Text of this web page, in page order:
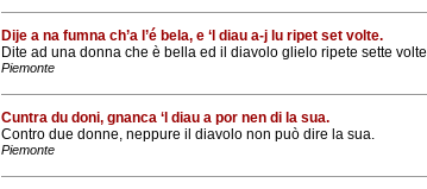
Dije a na fumna ch’a l’é bela, e ‘l diau a-j lu ripet set volte.
Dite ad una donna che è bella ed il diavolo glielo ripete sette volte.
Piemonte
Cuntra du doni, gnanca ‘l diau a por nen di la sua.
Contro due donne, neppure il diavolo non può dire la sua.
Piemonte